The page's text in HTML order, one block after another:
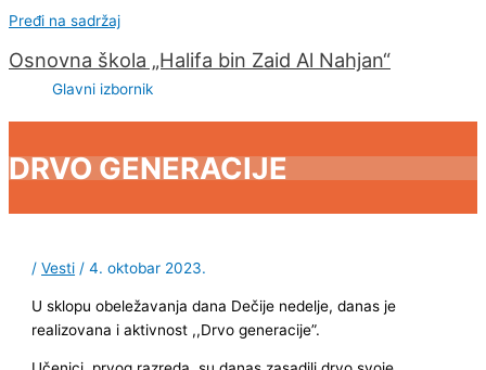
Pređi na sadržaj
Osnovna škola „Halifa bin Zaid Al Nahjan“
Glavni izbornik
DRVO GENERACIJE
/Vesti /4. oktobar 2023.
U sklopu obeležavanja dana Dečije nedelje, danas je
realizovana i aktivnost ,,Drvo generacije”.